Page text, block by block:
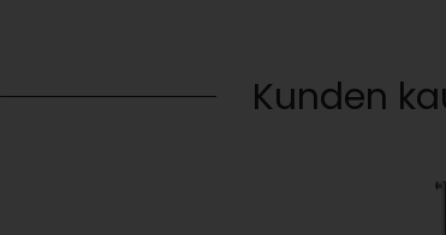
Kunden